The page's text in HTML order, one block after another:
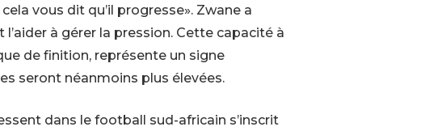
vous dit qu’il progresse». Zwane a
à gérer la pression. Cette capacité à
de finition, représente un signe
seront néanmoins plus élevées.
dans le football sud-africain s’inscrit